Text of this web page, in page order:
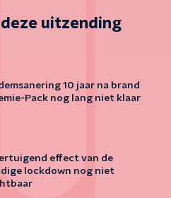
uitzending
10 jaar na brand
Pack nog lang niet klaar
effect van de
lockdown nog niet